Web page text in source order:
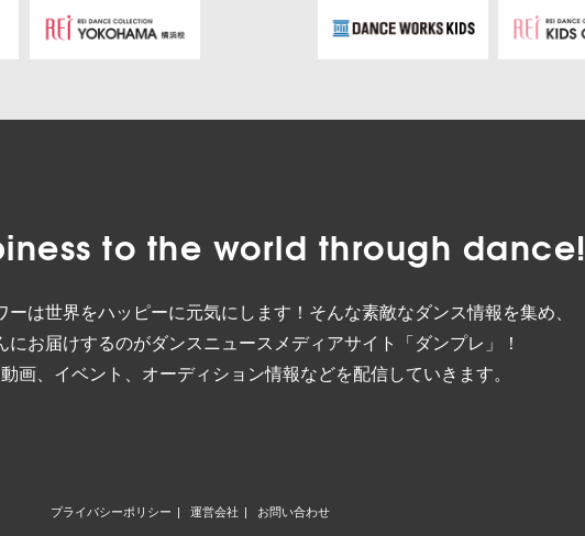
to the world through dance!
は世界をハッピーに元気にします！そんな素敵なダンス情報を集め、
にお届けするのがダンスニュースメディアサイト「ダンプレ」！
画、イベント、オーディション情報などを配信していきます。
プライバシーポリシー 運営会社 お問い合わせ